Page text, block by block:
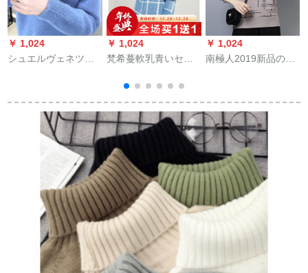
￥ 1,024
シュエルヴェネツィ
水貂绒半タタタテネ
ク女ユイ内配厚フー
トセト头打底ニコ軟
乳青フューズ
￥ 1,024
梵希蔓軟乳青いセタ
品格子厚い手长袖テ
ルネクスト
￥ 1,024
南極人2019新品の着
風優雅なステロイド
着回女着シングルベ
ル上着潮FSS 6892カ
ーキ色M